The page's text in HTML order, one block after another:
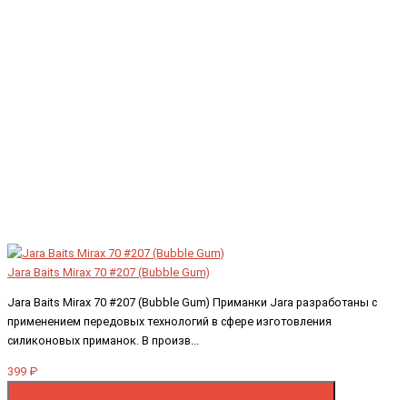
Jara Baits Mirax 70 #207 (Bubble Gum)
Jara Baits Mirax 70 #207 (Bubble Gum) Приманки Jara разработаны с
применением передовых технологий в сфере изготовления
силиконовых приманок. В произв...
399 ₽